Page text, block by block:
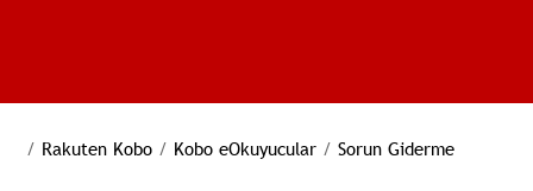
/ Rakuten Kobo / Kobo eOkuyucular / Sorun Giderme